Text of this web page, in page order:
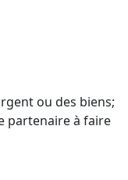
ou des biens;
partenaire à faire